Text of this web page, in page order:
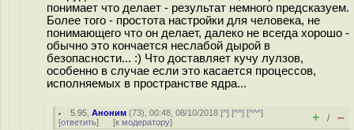
понимает что делает - результат немного предсказуем.
Более того - простота настройки для человека, не
понимающего что он делает, далеко не всегда хорошо -
обычно это кончается неслабой дырой в
безопасности... :) Что доставляет кучу лулзов,
особенно в случае если это касается процессов,
исполняемых в пространстве ядра...
5.95 ,Аноним (73), 00:48, 08/10/2018 [^] [^^] [^^^]
[ответить] [к модератору] + / –